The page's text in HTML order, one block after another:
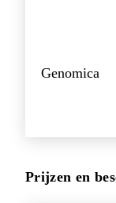
Genomica
Prijzen en